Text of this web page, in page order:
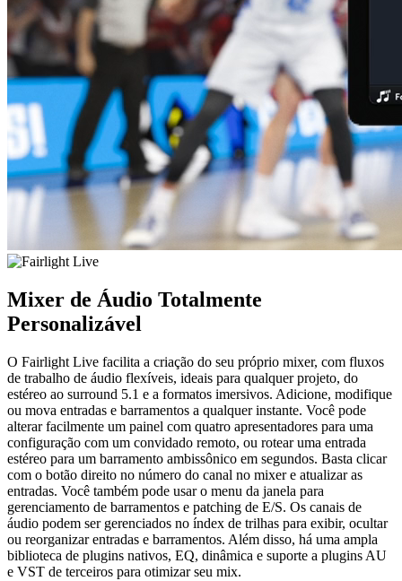
Mixer de Áudio Totalmente
Personalizável
O Fairlight Live facilita a criação do seu próprio mixer, com fluxos
de trabalho de áudio flexíveis, ideais para qualquer projeto, do
estéreo ao surround 5.1 e a formatos imersivos. Adicione, modifique
ou mova entradas e barramentos a qualquer instante. Você pode
alterar facilmente um painel com quatro apresentadores para uma
configuração com um convidado remoto, ou rotear uma entrada
estéreo para um barramento ambissônico em segundos. Basta clicar
com o botão direito no número do canal no mixer e atualizar as
entradas. Você também pode usar o menu da janela para
gerenciamento de barramentos e patching de E/S. Os canais de
áudio podem ser gerenciados no índex de trilhas para exibir, ocultar
ou reorganizar entradas e barramentos. Além disso, há uma ampla
biblioteca de plugins nativos, EQ, dinâmica e suporte a plugins AU
e VST de terceiros para otimizar seu mix.